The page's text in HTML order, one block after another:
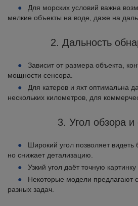
Для морских условий важна
мелкие объекты на воде, даже на
2. Дальность
Зависит от размера объекта,
мощности сенсора.
Для катеров и яхт оптимальна
нескольких километров, для
3. Угол обзора и
Широкий угол позволяет видеть
но снижает детализацию.
Узкий угол даёт точную
Некоторые модели предлагают
разных задач.